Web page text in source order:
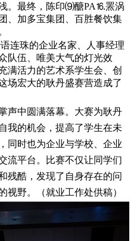
。最终，陈印⑼醣ΡΑ⒗罴涡
、加多宝集团、百胜餐饮集
连珠的企业名家、人事经理
队伍、唯美大气的灯光效
满活力的艺术系学生会、创
场宏大的耿丹盛赛营造成了
声中圆满落幕。大赛为耿丹
我的机会，提高了学生在未
同时也为企业与学校、企业
流平台。比赛不仅让同学们
残酷，发现了自身存在的问
视野。（就业工作处供稿）